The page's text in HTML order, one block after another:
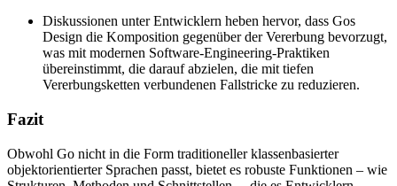
Diskussionen unter Entwicklern heben hervor, dass Gos
Design die Komposition gegenüber der Vererbung bevorzugt,
was mit modernen Software-Engineering-Praktiken
übereinstimmt, die darauf abzielen, die mit tiefen
Vererbungsketten verbundenen Fallstricke zu reduzieren.
Fazit
Obwohl Go nicht in die Form traditioneller klassenbasierter
objektorientierter Sprachen passt, bietet es robuste Funktionen – wie